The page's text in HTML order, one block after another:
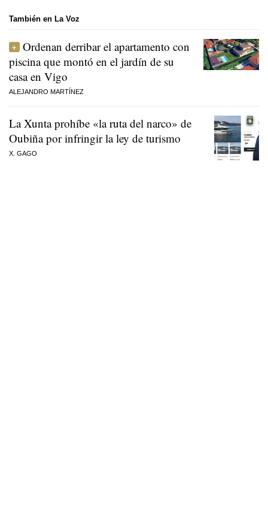
También en La Voz
Ordenan derribar el apartamento con
piscina que montó en el jardín de su
casa en Vigo
ALEJANDRO MARTÍNEZ
La Xunta prohíbe «la ruta del narco» de
Oubiña por infringir la ley de turismo
X. GAGO